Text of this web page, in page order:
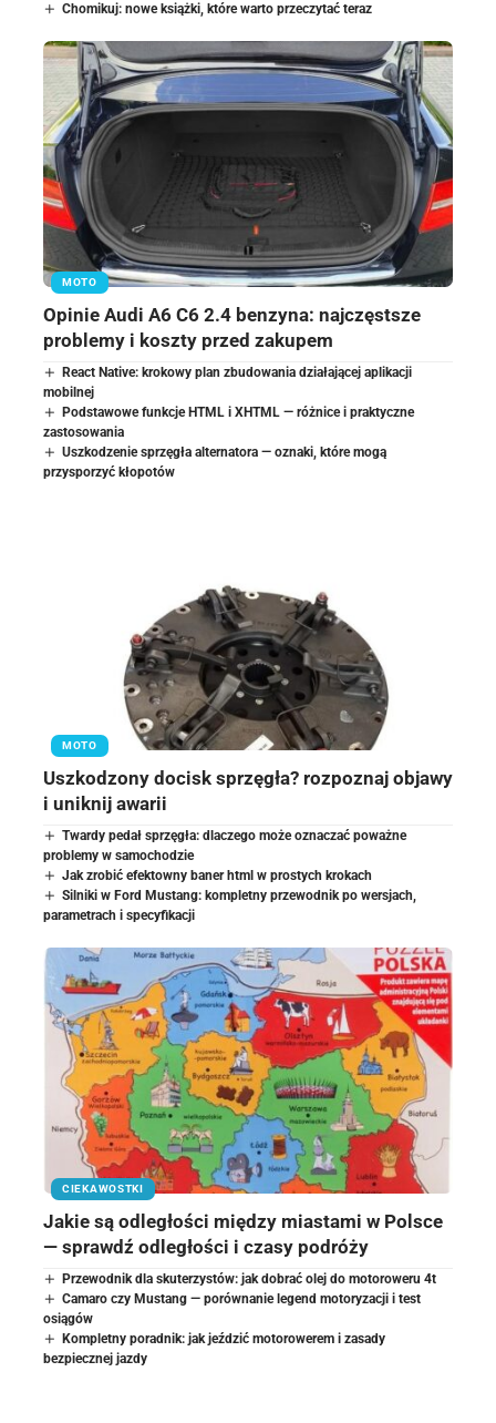
Chomikuj: nowe książki, które warto przeczytać teraz
MOTO
Opinie Audi A6 C6 2.4 benzyna: najczęstsze
problemy i koszty przed zakupem
React Native: krokowy plan zbudowania działającej aplikacji
mobilnej
Podstawowe funkcje HTML i XHTML — różnice i praktyczne
zastosowania
Uszkodzenie sprzęgła alternatora — oznaki, które mogą
przysporzyć kłopotów
MOTO
Uszkodzony docisk sprzęgła? rozpoznaj objawy
i uniknij awarii
Twardy pedał sprzęgła: dlaczego może oznaczać poważne
problemy w samochodzie
Jak zrobić efektowny baner html w prostych krokach
Silniki w Ford Mustang: kompletny przewodnik po wersjach,
parametrach i specyfikacji
CIEKAWOSTKI
Jakie są odległości między miastami w Polsce
— sprawdź odległości i czasy podróży
Przewodnik dla skuterzystów: jak dobrać olej do motoroweru 4t
Camaro czy Mustang — porównanie legend motoryzacji i test
osiągów
Kompletny poradnik: jak jeździć motorowerem i zasady
bezpiecznej jazdy